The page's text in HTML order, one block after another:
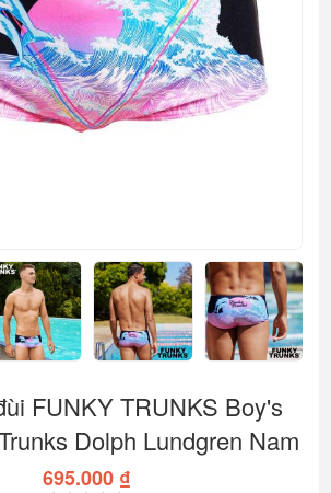
FUNKY TRUNKS Boy's
Dolph Lundgren Nam
695.000 ₫